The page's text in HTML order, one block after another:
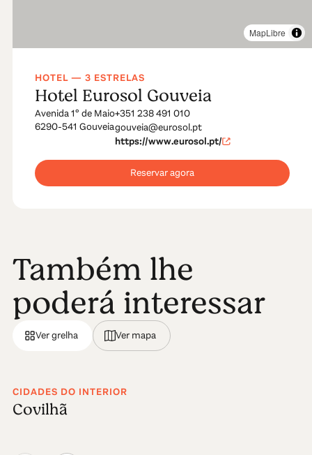
HOTEL — 3 ESTRELAS
Hotel Eurosol Gouveia
Avenida 1º de Maio
6290-541 Gouveia
+351 238 491 010
gouveia@eurosol.pt
https://www.eurosol.pt/
Reservar agora
MapLibre
Também lhe
poderá interessar
Ver grelha Ver mapa
CIDADES DO INTERIOR
Covilhã